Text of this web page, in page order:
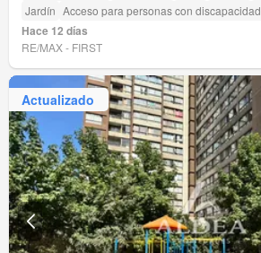
Jardín Acceso para personas con discapacidad
Hace 12 días
RE/MAX - FIRST
Actualizado